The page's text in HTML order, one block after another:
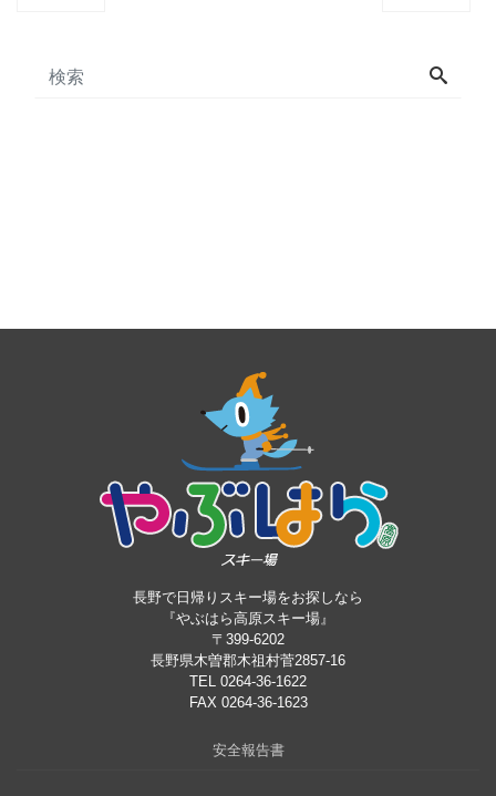
長野で日帰りスキー場をお探しなら
『やぶはら高原スキー場』
〒399-6202
長野県木曽郡木祖村菅2857-16
TEL 0264-36-1622
FAX 0264-36-1623
安全報告書